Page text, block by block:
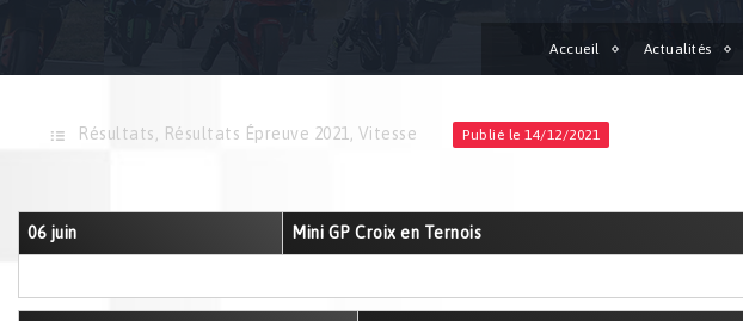
Accueil Actualités
Résultats, Résultats Épreuve 2021, Vitesse Publié le 14/12/2021
06 juin Mini GP Croix en Ternois